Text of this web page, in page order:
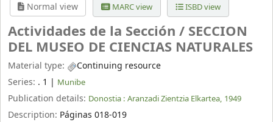
Normal view MARC view ISBD view
Actividades de la Sección / SECCION
DEL MUSEO DE CIENCIAS NATURALES
Material type:
Continuing resource
Series: . 1 | Munibe
Publication details: Donostia : Aranzadi Zientzia Elkartea, 1949
Description: Páginas 018-019